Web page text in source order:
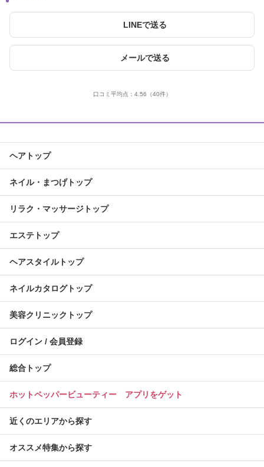
LINEで送る
メールで送る
口コミ平均点： 4.56 （40件）
ヘアトップ
ネイル・まつげトップ
リラク・マッサージトップ
エステトップ
ヘアスタイルトップ
ネイルカタログトップ
美容クリニックトップ
ログイン / 会員登録
総合トップ
ホットペッパービューティー アプリをゲット
近くのエリアから探す
オススメ特集から探す